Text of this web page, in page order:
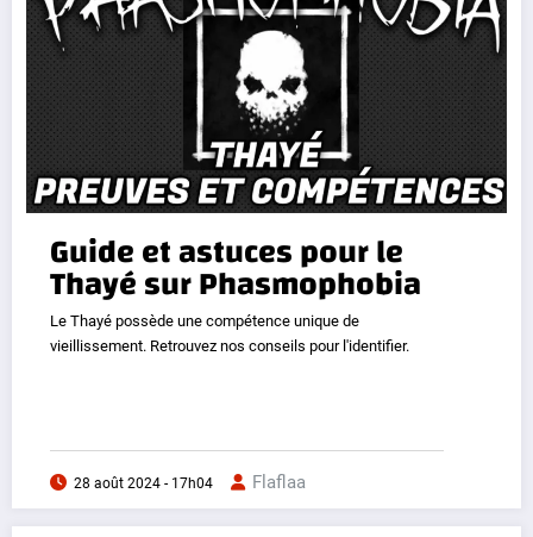
Guide et astuces pour le
Thayé sur Phasmophobia
Le Thayé possède une compétence unique de
vieillissement. Retrouvez nos conseils pour l'identifier.
28 août 2024 - 17h04 Flaflaa